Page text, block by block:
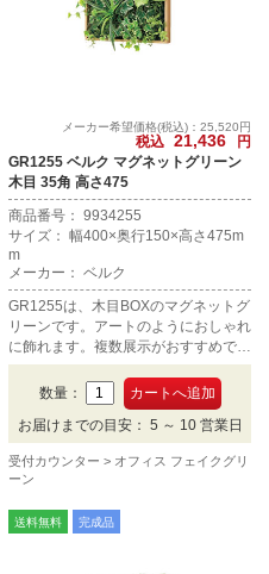
メーカー希望価格(税込)：25,520円
税込 21,436
円
GR1255 ベルク マグネットグリーン
木目 35角 高さ475
商品番号： 9934255
サイズ： 幅400×奥行150×高さ475m
m
メーカー： ベルク
GR1255は、木目BOXのマグネットグ
リーンです。アートのようにおしゃれ
に飾れます。複数展示がおすすめで
す。
数量：
お届けまでの目安： 5 ～ 10 営業日
受付カウンター
オフィス フェイクグリ
ーン
送料無料 完成品